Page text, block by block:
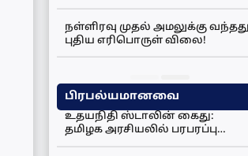
நள்ளிரவு முதல் அமலுக்கு வந்தது
புதிய எரிபொருள் விலை!
பிரபல்யமானவை
உதயநிதி ஸ்டாலின் கைது:
தமிழக அரசியலில் பரபரப்பு…